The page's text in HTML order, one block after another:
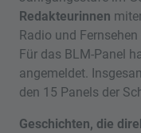
Redakteurinnen
Radio und
Für das BLM-Panel
angemeldet.
den 15 Panels der
Geschichten, die